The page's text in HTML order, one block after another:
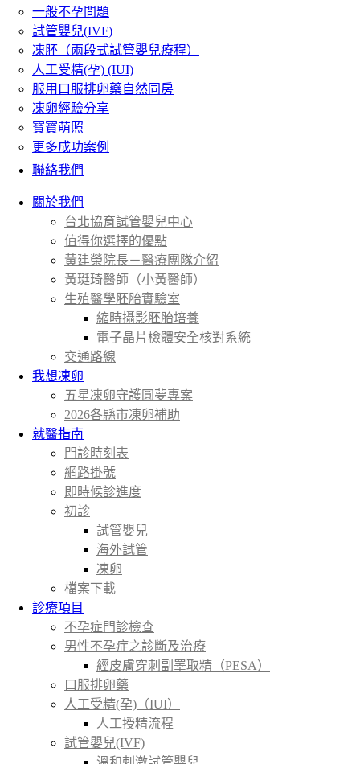
一般不孕問題
試管嬰兒(IVF)
凍胚（兩段式試管嬰兒療程）
人工受精(孕) (IUI)
服用口服排卵藥自然同房
凍卵經驗分享
寶寶萌照
更多成功案例
聯絡我們
關於我們
台北協育試管嬰兒中心
值得你選擇的優點
黃建榮院長－醫療團隊介紹
黃珽琦醫師（小黃醫師）
生殖醫學胚胎實驗室
縮時攝影胚胎培養
電子晶片檢體安全核對系統
交通路線
我想凍卵
五星凍卵守護圓夢專案
2026各縣市凍卵補助
就醫指南
門診時刻表
網路掛號
即時候診進度
初診
試管嬰兒
海外試管
凍卵
檔案下載
診療項目
不孕症門診檢查
男性不孕症之診斷及治療
經皮膚穿刺副睪取精（PESA）
口服排卵藥
人工受精(孕)（IUI）
人工授精流程
試管嬰兒(IVF)